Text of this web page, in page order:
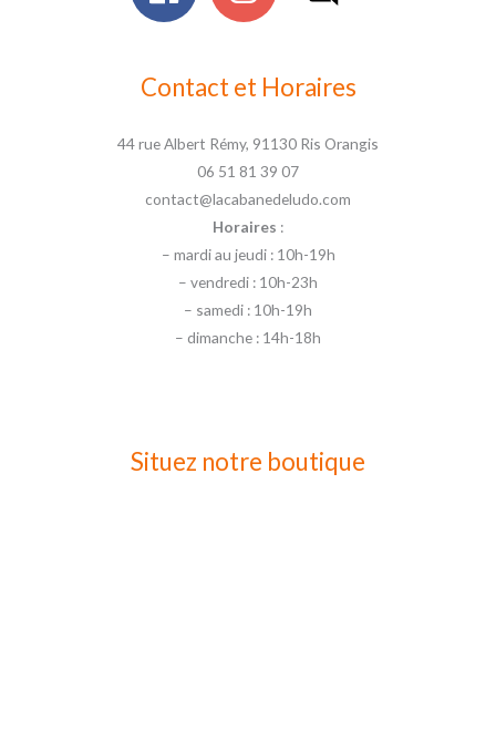
Contact et Horaires
44 rue Albert Rémy, 91130 Ris Orangis
06 51 81 39 07
contact@lacabanedeludo.com
Horaires :
– mardi au jeudi : 10h-19h
– vendredi : 10h-23h
– samedi : 10h-19h
– dimanche : 14h-18h
Situez notre boutique